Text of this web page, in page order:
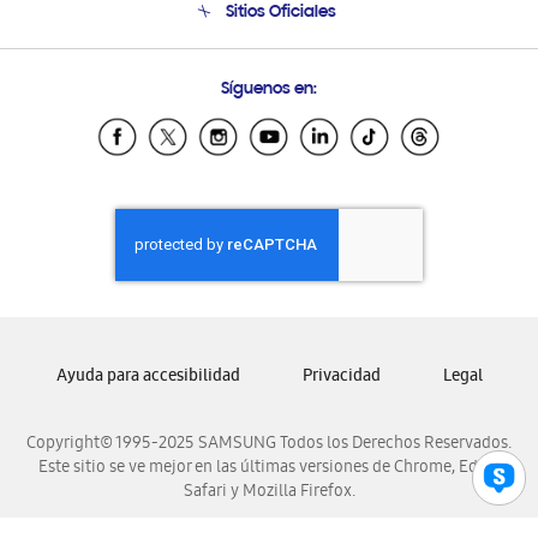
Condiciones de Compra
Soporte vía eMail
Sitios Oficiales
Samsung Ecuador
Samsung El Salvador
Samsung Honduras
Samsung Nicaragua
Samsung Panamá
Samsung Venezuela
Síguenos en:
Copyright© 1995-2025 SAMSUNG Todos los Derechos Reservados.
Este sitio se ve mejor en las últimas versiones de Chrome, Edge,
Safari y Mozilla Firefox.
Ayuda para accesibilidad Privacidad Legal